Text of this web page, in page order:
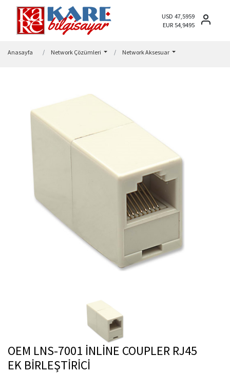
USD 47,5959
EUR 54,9495
Anasayfa Network Çözümleri Network Aksesuar
OEM LNS-7001 İNLİNE COUPLER RJ45
EK BİRLEŞTİRİCİ